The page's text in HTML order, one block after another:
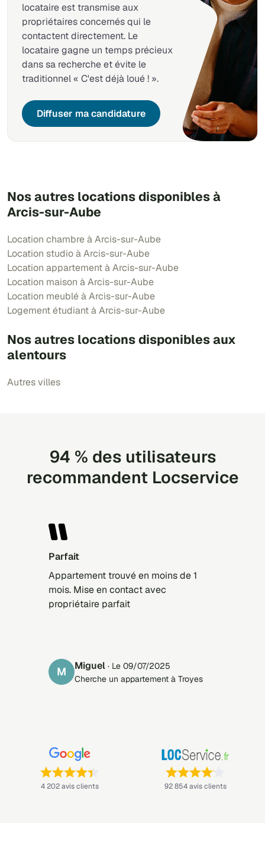
locataire est transmise aux
propriétaires concernés qui le
contactent directement. Le
locataire gagne un temps précieux
dans sa recherche et évite le
traditionnel « C'est déjà loué ! ».
Diffuser ma candidature
Nos autres locations disponibles à
Arcis-sur-Aube
Location chambre à Arcis-sur-Aube
Location studio à Arcis-sur-Aube
Location appartement à Arcis-sur-Aube
Location maison à Arcis-sur-Aube
Location meublé à Arcis-sur-Aube
Logement étudiant à Arcis-sur-Aube
Nos autres locations disponibles aux
alentours
Autres villes
94 % des utilisateurs
recommandent Locservice
Parfait
Appartement trouvé en moins de 1
mois. Mise en contact avec
propriétaire parfait
M Miguel · Le 09/07/2025
Cherche un appartement à Troyes
Note : 4,4 sur 5 —
4 202 avis clients Note : 4,1 sur 5 —
92 854 avis clients